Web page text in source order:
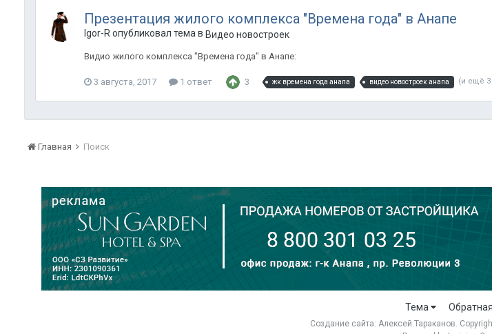
Презентация жилого комплекса "Времена года" в Анапе
Igor-R опубликовал тема в Видео новостроек
Видио жилого комплекса "Времена года" в Анапе:
3 августа, 2017 1 ответ 3 жк времена года анапа видео новостроек анапа (и ещё 3
Главная Поиск
Тема
Создание сайта: Алексей Тараканов.